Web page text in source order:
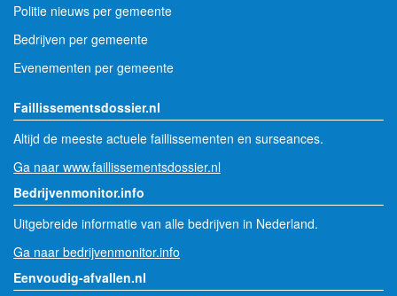
Politie nieuws per gemeente
Bedrijven per gemeente
Evenementen per gemeente
Faillissementsdossier.nl
Altijd de meeste actuele faillissementen en surseances.
Ga naar www.faillissementsdossier.nl
Bedrijvenmonitor.info
Uitgebreide informatie van alle bedrijven in Nederland.
Ga naar bedrijvenmonitor.info
Eenvoudig-afvallen.nl